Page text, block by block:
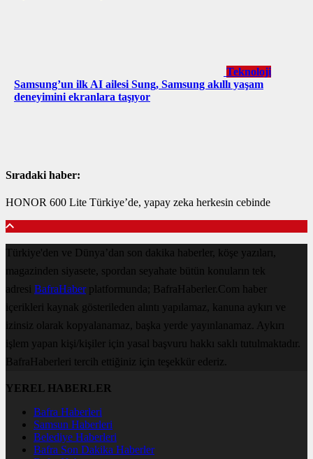
Teknoloji
Samsung’un ilk AI ailesi Sung, Samsung akıllı yaşam
deneyimini ekranlara taşıyor
Sıradaki haber:
HONOR 600 Lite Türkiye’de, yapay zeka herkesin cebinde
Türkiye'den ve Dünya’dan son dakika haberler, köşe yazıları,
magazinden siyasete, spordan seyahate bütün konuların tek
adresi BafraHaberplatformunda; BafraHaberler.Com haber
içerikleri kaynak gösterileden alıntı yapılamaz, kanuna aykırı ve
izinsiz olarak kopyalanamaz, başka yerde yayınlanamaz. Aykırı
işlem yapan kişi/kişiler için yasal başvuru hakkı saklı tutulmaktadır.
BafraHaberleri tercih ettiğiniz için teşekkür ederiz.
YEREL HABERLER
Bafra Haberleri
Samsun Haberleri
Belediye Haberleri
Bafra Son Dakika Haberler